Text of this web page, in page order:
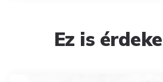
Ez is